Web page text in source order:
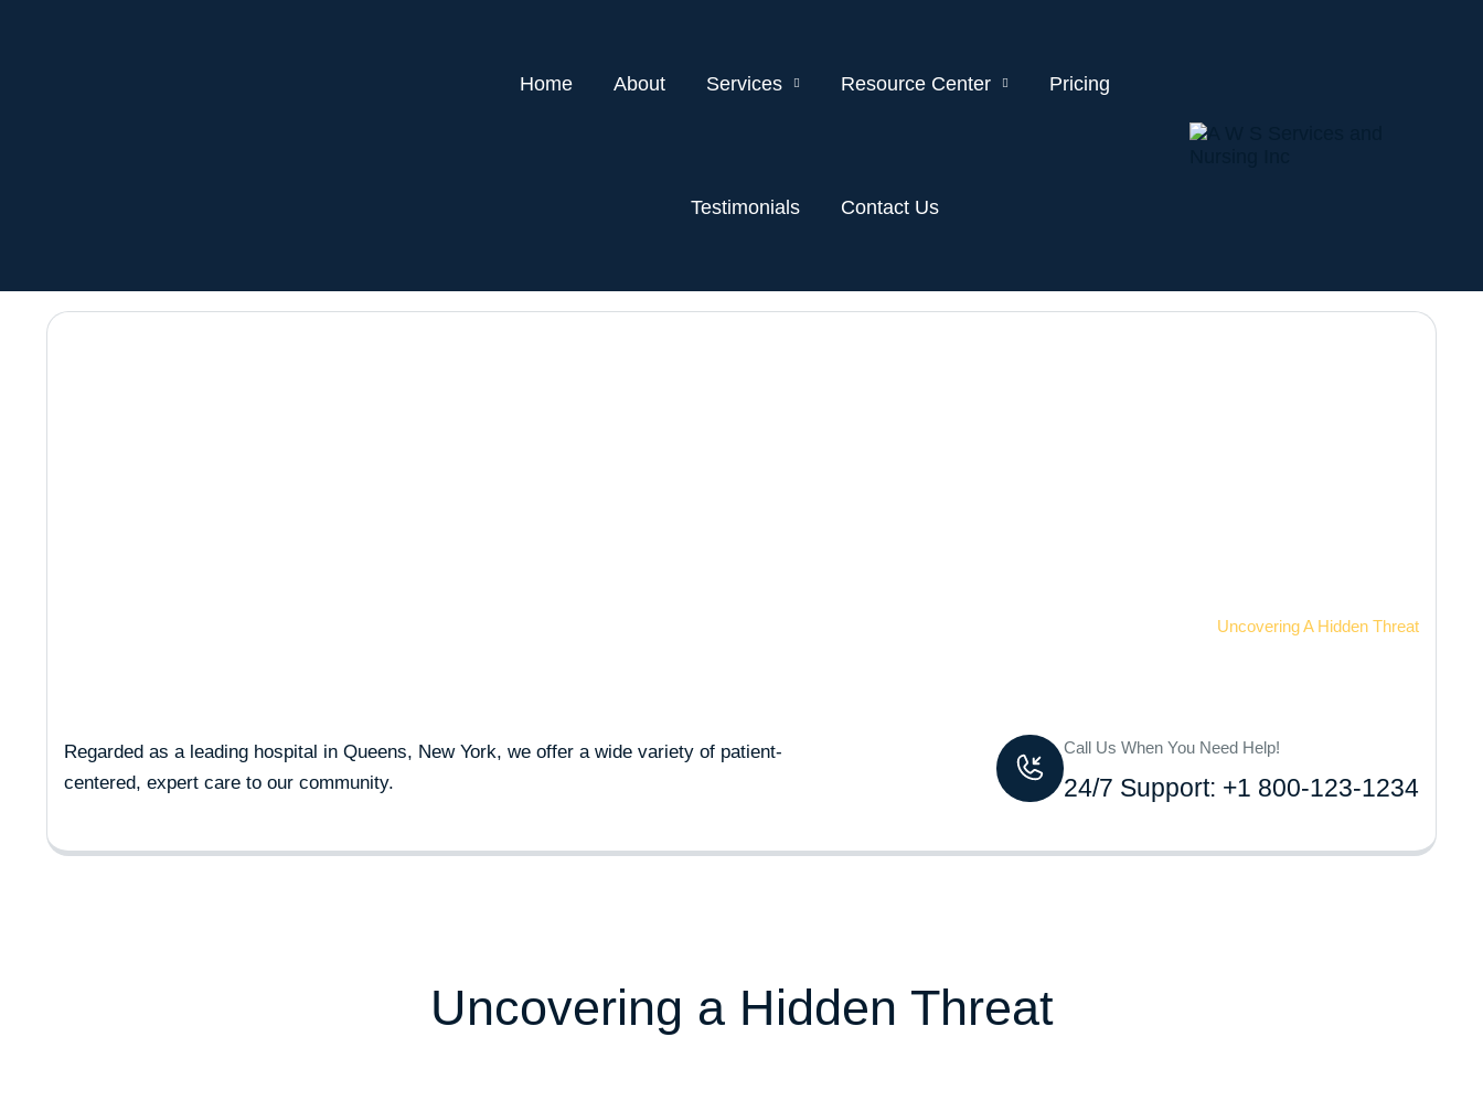
Home About Services Resource Center Pricing
Testimonials Contact Us
Uncovering A Hidden Threat
Regarded as a leading hospital in Queens, New York, we offer a wide variety of patient-
centered, expert care to our community.
Call Us When You Need Help!
24/7 Support: +1 800-123-1234
Uncovering a Hidden Threat